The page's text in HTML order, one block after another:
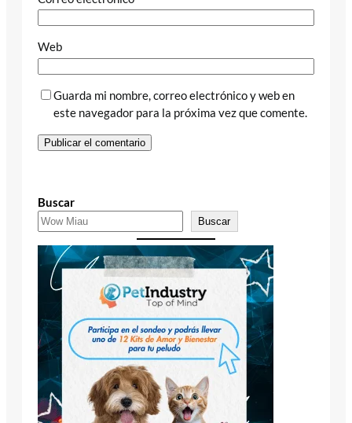
Web
Guarda mi nombre, correo electrónico y web en
este navegador para la próxima vez que comente.
Buscar
Buscar